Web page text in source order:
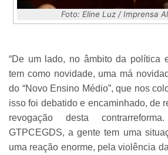
Foto: Eline Luz / Imprensa
“De um lado, no âmbito da política
tem como novidade, uma má
do “Novo Ensino Médio”, que nos
isso foi debatido e encaminhado, de
revogação desta
GTPCEGDS, a gente tem uma
uma reação enorme, pela violência